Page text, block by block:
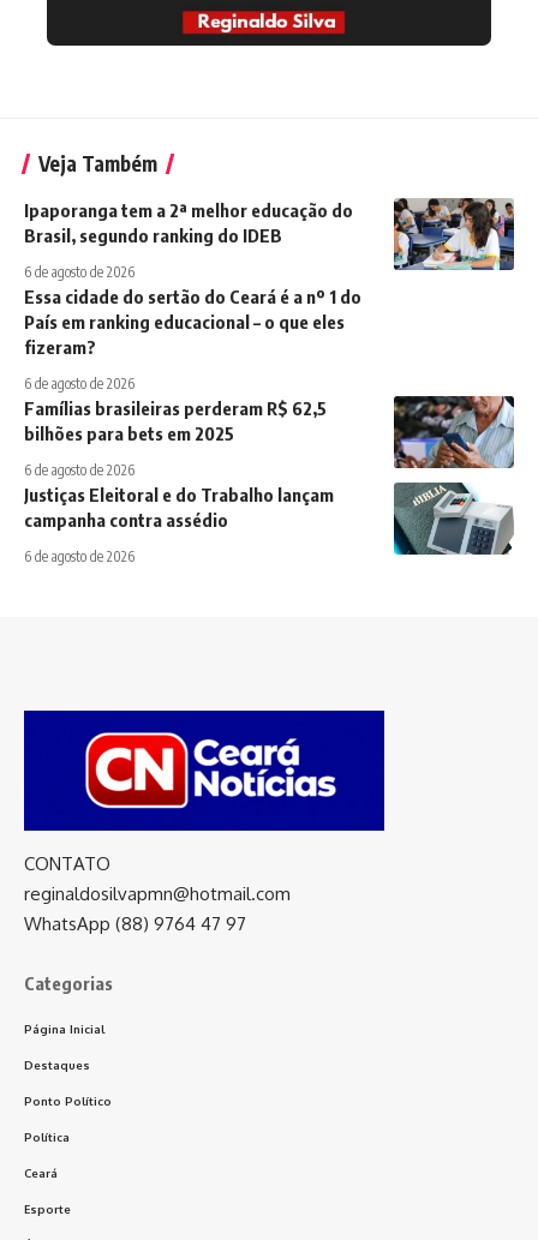
Veja Também
Ipaporanga tem a 2ª melhor educação do
Brasil, segundo ranking do IDEB
6 de agosto de 2026
Essa cidade do sertão do Ceará é a nº 1 do
País em ranking educacional – o que eles
fizeram?
6 de agosto de 2026
Famílias brasileiras perderam R$ 62,5
bilhões para bets em 2025
6 de agosto de 2026
Justiças Eleitoral e do Trabalho lançam
campanha contra assédio
6 de agosto de 2026
CONTATO
reginaldosilvapmn@hotmail.com
WhatsApp (88) 9764 47 97
Categorias
Página Inicial
Destaques
Ponto Político
Política
Ceará
Esporte